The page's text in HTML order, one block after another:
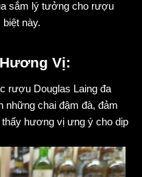
sắm lý tưởng cho rượu
này.
Vị:
rượu Douglas Laing đa
những chai đậm đà, đảm
hương vị ưng ý cho dịp